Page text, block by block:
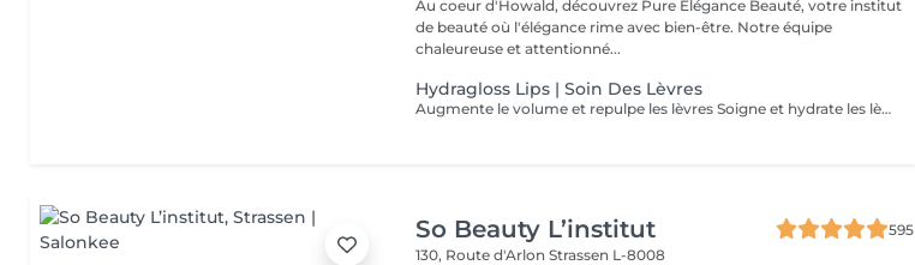
Au coeur d'Howald, découvrez Pure Élégance Beauté, votre institut
de beauté où l'élégance rime avec bien-être. Notre équipe
chaleureuse et attentionné...
Hydragloss Lips | Soin Des Lèvres
Augmente le volume et repulpe les lèvres Soigne et hydrate les lèvres Diminue les rides et ridules
So Beauty L’institut
595
130, Route d'ArlonStrassen L-8008